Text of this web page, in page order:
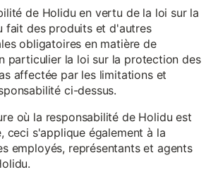
de Holidu en vertu de la loi sur la
fait des produits et d'autres
obligatoires en matière de
particulier la loi sur la protection des
affectée par les limitations et
ci-dessus.
où la responsabilité de Holidu est
ceci s'applique également à la
employés, représentants et agents